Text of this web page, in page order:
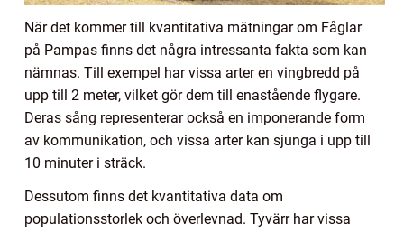
När det kommer till kvantitativa mätningar om Fåglar
på Pampas finns det några intressanta fakta som kan
nämnas. Till exempel har vissa arter en vingbredd på
upp till 2 meter, vilket gör dem till enastående flygare.
Deras sång representerar också en imponerande form
av kommunikation, och vissa arter kan sjunga i upp till
10 minuter i sträck.
Dessutom finns det kvantitativa data om
populationsstorlek och överlevnad. Tyvärr har vissa